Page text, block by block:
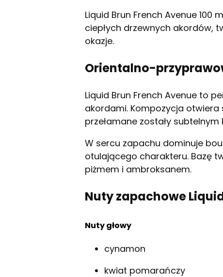
Liquid Brun French Avenue
ciepłych drzewnych akordów,
okazje.
Orientalno-
Liquid Brun French Avenue to
akordami. Kompozycja
przełamane zostały
W sercu zapachu dominuje
otulającego charakteru. Bazę
piżmem i ambroksanem.
Nuty zapachowe
Nuty głowy
cynamon
kwiat pomarańczy